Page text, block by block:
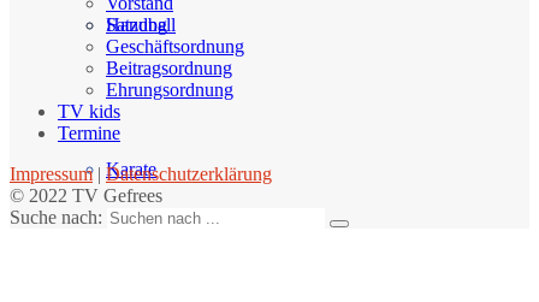
Handball
Karate
Satzung
Geschäftsordnung
Beitragsordnung
Ehrungsordnung
TV kids
Termine
Impressum| Datenschutzerklärung
© 2022 TV Gefrees
Suche nach: